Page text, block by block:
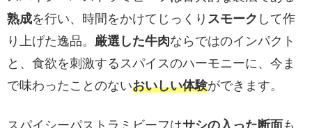
熟成を行い、時間をかけてじっくり スモーク して作
り上げた逸品。 厳選した牛肉ならではのインパクト
と、食欲を刺激するスパイスのハーモニーに、今ま
で味わったことのないおいしい体験ができます。
スパイシーパストラミビーフはサシの入った断面も